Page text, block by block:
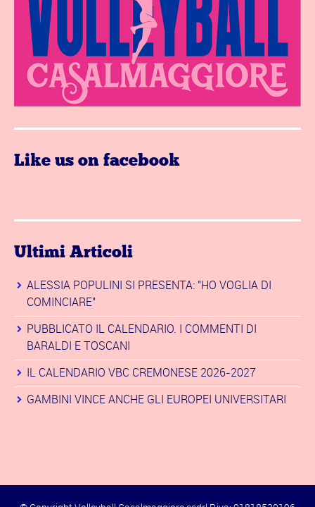
Like us on facebook
Ultimi Articoli
ALESSIA POPULINI SI PRESENTA: "HO VOGLIA DI
COMINCIARE"
PUBBLICATO IL CALENDARIO. I COMMENTI DI
BARALDI E TOSCANI
IL CALENDARIO VBC CREMONESE 2026-2027
GAMBINI VINCE ANCHE GLI EUROPEI UNIVERSITARI